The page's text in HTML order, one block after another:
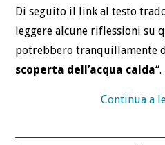
Di seguito il link al testo
leggere alcune riflessioni su
potrebbero tranquillamente
scoperta dell’acqua calda“.
Continua a